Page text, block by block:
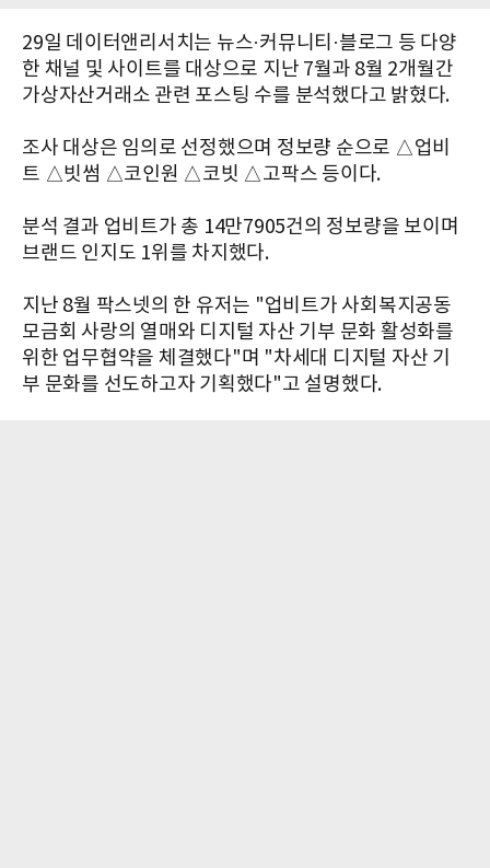
29일 데이터앤리서치는 뉴스·커뮤니티·블로그 등 다양
한 채널 및 사이트를 대상으로 지난 7월과 8월 2개월간
가상자산거래소 관련 포스팅 수를 분석했다고 밝혔다.
조사 대상은 임의로 선정했으며 정보량 순으로 △업비
트 △빗썸 △코인원 △코빗 △고팍스 등이다.
분석 결과 업비트가 총 14만7905건의 정보량을 보이며
브랜드 인지도 1위를 차지했다.
지난 8월 팍스넷의 한 유저는 "업비트가 사회복지공동
모금회 사랑의 열매와 디지털 자산 기부 문화 활성화를
위한 업무협약을 체결했다"며 "차세대 디지털 자산 기
부 문화를 선도하고자 기획했다"고 설명했다.